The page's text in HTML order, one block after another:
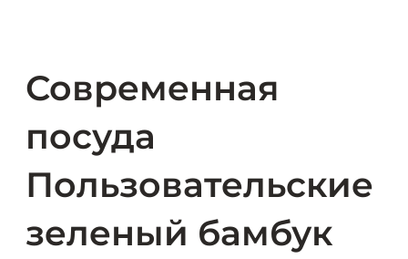
Современная
посуда
Пользовательские
зеленый бамбук